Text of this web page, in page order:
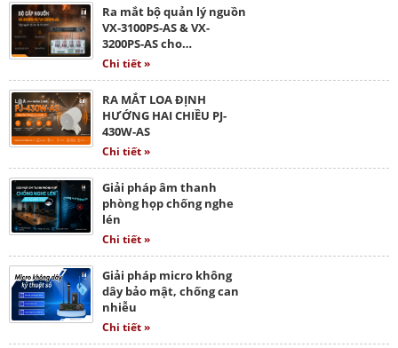
Ra mắt bộ quản lý nguồn
VX-3100PS-AS & VX-
3200PS-AS cho…
Chi tiết »
RA MẮT LOA ĐỊNH
HƯỚNG HAI CHIỀU PJ-
430W-AS
Chi tiết »
Giải pháp âm thanh
phòng họp chống nghe
lén
Chi tiết »
Giải pháp micro không
dây bảo mật, chống can
nhiễu
Chi tiết »